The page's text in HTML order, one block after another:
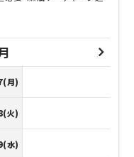
月)
火)
水)